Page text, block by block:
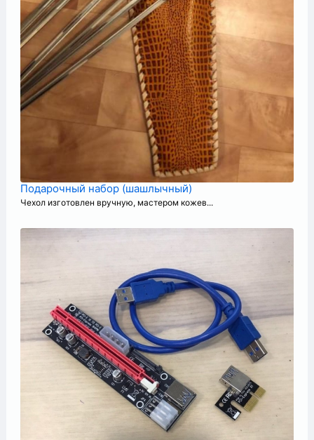
Подарочный набор (шашлычный)
Чехол изготовлен вручную, мастером кожев...